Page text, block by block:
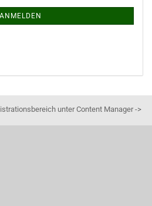
ANMELDEN
unter Content Manager ->